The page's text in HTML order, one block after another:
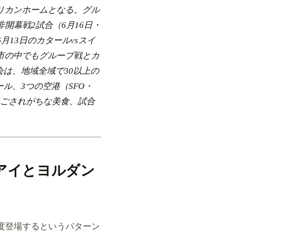
カンホームとなる。グル
幕戦2試合（6月16日・
13日のカタールvsスイ
の中でもグループ戦とカ
は、地域全域で30以上の
、3つの空港（SFO・
されがちな美食、試合
イとヨルダン
登場するというパターン